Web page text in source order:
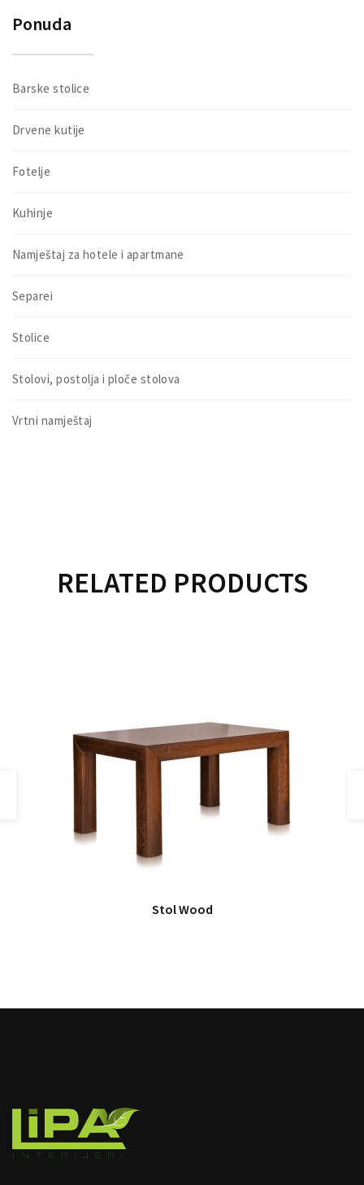
Ponuda
Barske stolice
Drvene kutije
Fotelje
Kuhinje
Namještaj za hotele i apartmane
Separei
Stolice
Stolovi, postolja i ploče stolova
Vrtni namještaj
RELATED PRODUCTS
Stol Wood